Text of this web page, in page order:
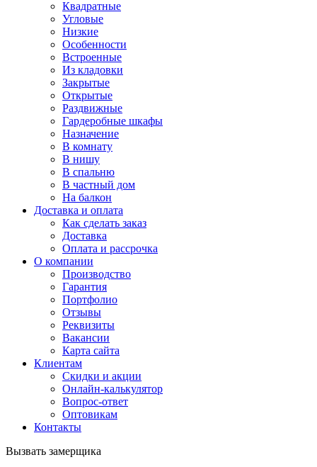
Квадратные
Угловые
Низкие
Особенности
Встроенные
Из кладовки
Закрытые
Открытые
Раздвижные
Гардеробные шкафы
Назначение
В комнату
В нишу
В спальню
В частный дом
На балкон
Доставка и оплата
Как сделать заказ
Доставка
Оплата и рассрочка
О компании
Производство
Гарантия
Портфолио
Отзывы
Реквизиты
Вакансии
Карта сайта
Клиентам
Скидки и акции
Онлайн-калькулятор
Вопрос-ответ
Оптовикам
Контакты
Вызвать замерщика